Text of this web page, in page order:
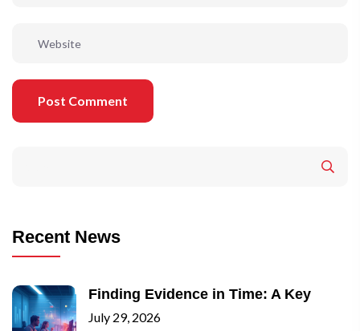
Post Comment
Recent News
Finding Evidence in Time: A Key
July 29, 2026